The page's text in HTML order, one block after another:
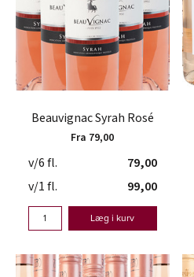
Beauvignac Syrah Rosé
Fra 79,00
v/6 fl.
79,00
v/1 fl.
99,00
Læg i kurv